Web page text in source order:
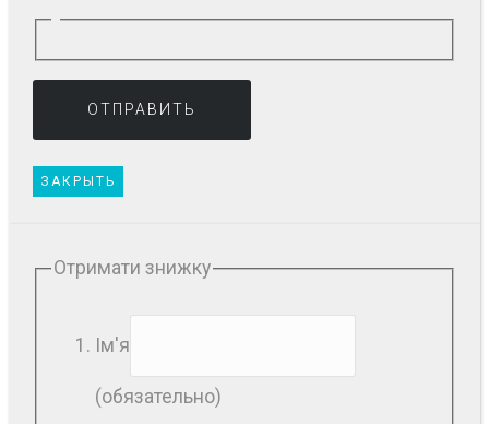
ЗАКРЫТЬ
Отримати знижку
Ім'я
(обязательно)